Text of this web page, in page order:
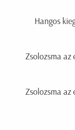
Hangos
Zsolozsma az
Zsolozsma az